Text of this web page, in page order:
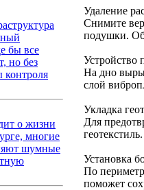
бы все
но без
контроля
о жизни
многие
шумные
Удаление
Снимите
подушки.
Устройство
На дно
слой
Укладка
Для
Установка
По
поможет